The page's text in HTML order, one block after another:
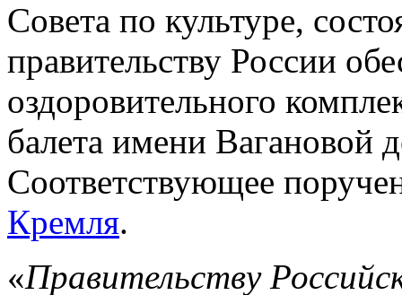
Совета по культуре,
правительству России
оздоровительного
балета имени Вагановой
Соответствующее
Кремля.
«Правительству